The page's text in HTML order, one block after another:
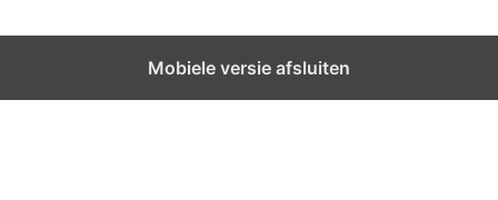
Mobiele versie afsluiten